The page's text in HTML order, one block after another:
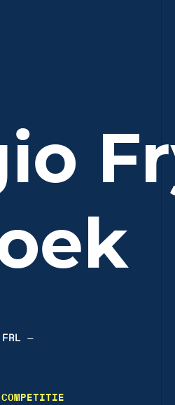
—
COMPETITIE